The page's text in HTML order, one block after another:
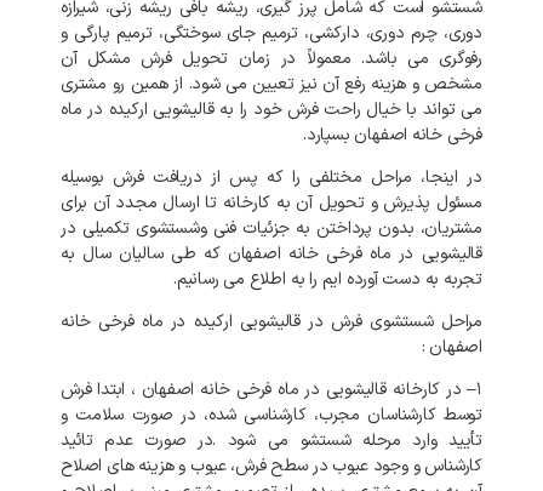
شستشو است که شامل پرز گیری، ریشه بافی ریشه زنی، شیرازه
دوری، چرم دوری، دارکشی، ترمیم جای سوختگی، ترمیم پارگی و
رفوگری می باشد. معمولاً در زمان تحویل فرش مشکل آن
مشخص و هزینه رفع آن نیز تعیین می شود. از همین رو مشتری
می تواند با خیال راحت فرش خود را به قالیشویی ارکیده در ماه
فرخی خانه اصفهان بسپارد.
در اینجا، مراحل مختلفی را که پس از دریافت فرش بوسیله
مسئول پذیرش و تحویل آن به کارخانه تا ارسال مجدد آن برای
مشتریان، بدون پرداختن به جزئیات فنی وشستشوی تکمیلی در
قالیشویی در ماه فرخی خانه اصفهان که طی سالیان سال به
تجربه به دست آورده ایم رابه اطلاع می رسانیم.
مراحل شستشوی فرش در قالیشویی ارکیده در ماه فرخی خانه
اصفهان :
۱– در کارخانه قالیشویی در ماه فرخی خانه اصفهان ، ابتدا فرش
توسط کارشناسان مجرب، کارشناسی شده، در صورت سلامت و
تأیید وارد مرحله شستشو می شود .در صورت عدم تائید
کارشناس و وجود عیوب در سطح فرش، عیوب و هزینه های اصلاح